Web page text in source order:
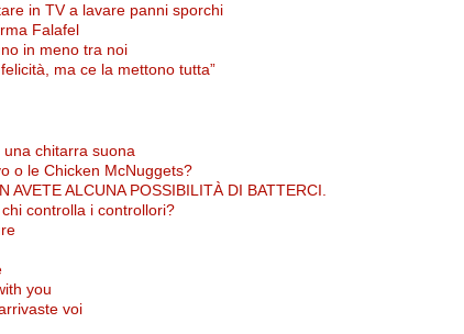
in TV a lavare panni sporchi
Falafel
in meno tra noi
ma ce la mettono tutta”
chitarra suona
o le Chicken McNuggets?
AVETE ALCUNA POSSIBILITÀ DI BATTERCI.
controlla i controllori?
you
voi